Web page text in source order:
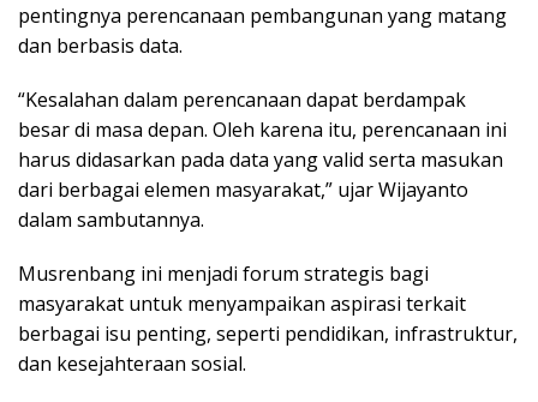
pentingnya perencanaan pembangunan yang matang
dan berbasis data.
“Kesalahan dalam perencanaan dapat berdampak
besar di masa depan. Oleh karena itu, perencanaan ini
harus didasarkan pada data yang valid serta masukan
dari berbagai elemen masyarakat,” ujar Wijayanto
dalam sambutannya.
Musrenbang ini menjadi forum strategis bagi
masyarakat untuk menyampaikan aspirasi terkait
berbagai isu penting, seperti pendidikan, infrastruktur,
dan kesejahteraan sosial.